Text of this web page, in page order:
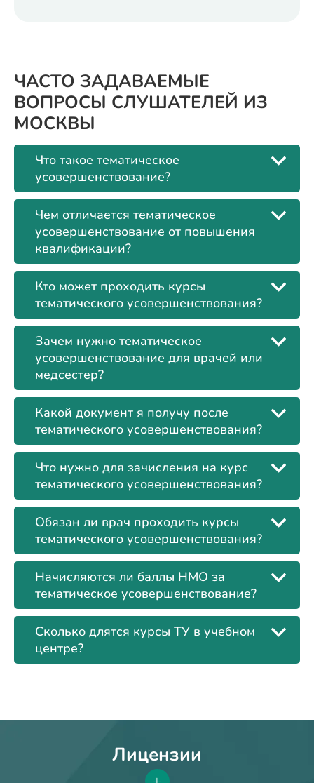
ЧАСТО ЗАДАВАЕМЫЕ
ВОПРОСЫ СЛУШАТЕЛЕЙ ИЗ
МОСКВЫ
Что такое тематическое
усовершенствование?
Чем отличается тематическое
усовершенствование от повышения
квалификации?
Кто может проходить курсы
тематического усовершенствования?
Зачем нужно тематическое
усовершенствование для врачей или
медсестер?
Какой документ я получу после
тематического усовершенствования?
Что нужно для зачисления на курс
тематического усовершенствования?
Обязан ли врач проходить курсы
тематического усовершенствования?
Начисляются ли баллы НМО за
тематическое усовершенствование?
Сколько длятся курсы ТУ в учебном
центре?
Лицензии